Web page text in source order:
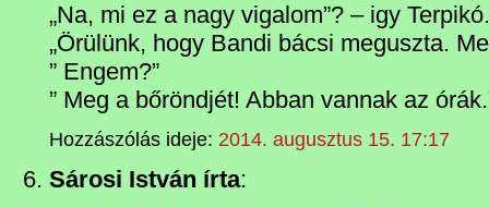
„Na, mi ez a nagy vigalom”? – igy Terpikó.
„Örülünk, hogy Bandi bácsi meguszta.
” Engem?”
” Meg a bőröndjét! Abban vannak az
Hozzászólás ideje: 2014. augusztus 15. 17:17
Sárosi István írta: